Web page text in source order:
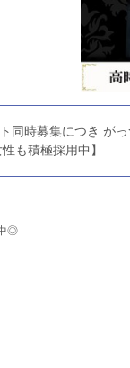
同時募集につき が
も積極採用中】
◎